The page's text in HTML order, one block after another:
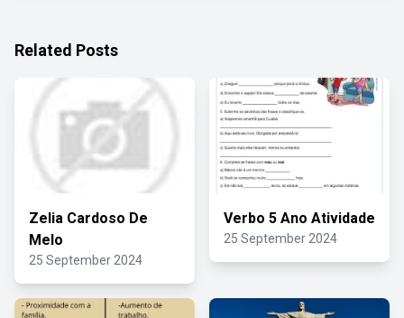
Related Posts
Zelia Cardoso De
Melo
25 September 2024
Verbo 5 Ano Atividade
25 September 2024